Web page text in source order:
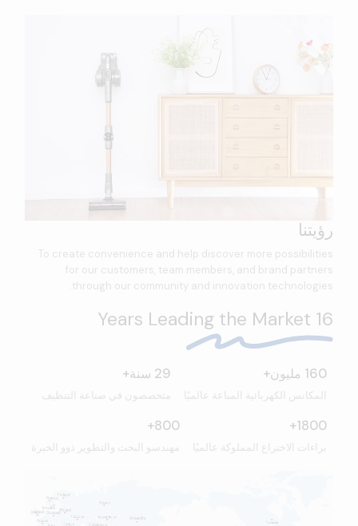
رؤيتنا
To create convenience and help discover more possibilities
for our customers, team members, and brand partners
through our community and innovation technologies.
16 Years Leading the Market
160 مليون+
المكانس الكهربائية المباعة عالميًا
29 سنة+
متخصصون في صناعة التنظيف
1800+
براءات الاختراع المملوكة عالميًا
800+
مهندسو البحث والتطوير ذوو الخبرة